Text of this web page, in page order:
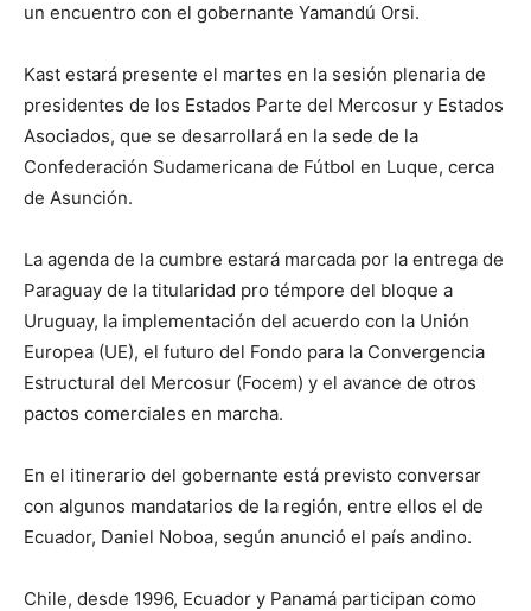
un encuentro con el gobernante Yamandú Orsi.
Kast estará presente el martes en la sesión plenaria de
presidentes de los Estados Parte del Mercosur y Estados
Asociados, que se desarrollará en la sede de la
Confederación Sudamericana de Fútbol en Luque, cerca
de Asunción.
La agenda de la cumbre estará marcada por la entrega de
Paraguay de la titularidad pro témpore del bloque a
Uruguay, la implementación del acuerdo con la Unión
Europea (UE), el futuro del Fondo para la Convergencia
Estructural del Mercosur (Focem) y el avance de otros
pactos comerciales en marcha.
En el itinerario del gobernante está previsto conversar
con algunos mandatarios de la región, entre ellos el de
Ecuador, Daniel Noboa, según anunció el país andino.
Chile, desde 1996, Ecuador y Panamá participan como